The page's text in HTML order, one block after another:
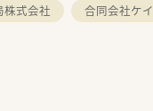
株式会社
合同会社ケ